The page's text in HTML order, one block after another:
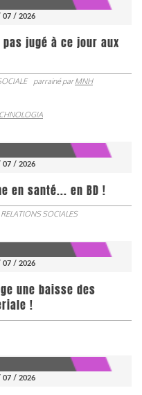
07 / 2026
jugé à ce jour aux
parrainé parMNH
07 / 2026
en santé... en BD !
RELATIONS SOCIALES
07 / 2026
une baisse des
!
07 / 2026